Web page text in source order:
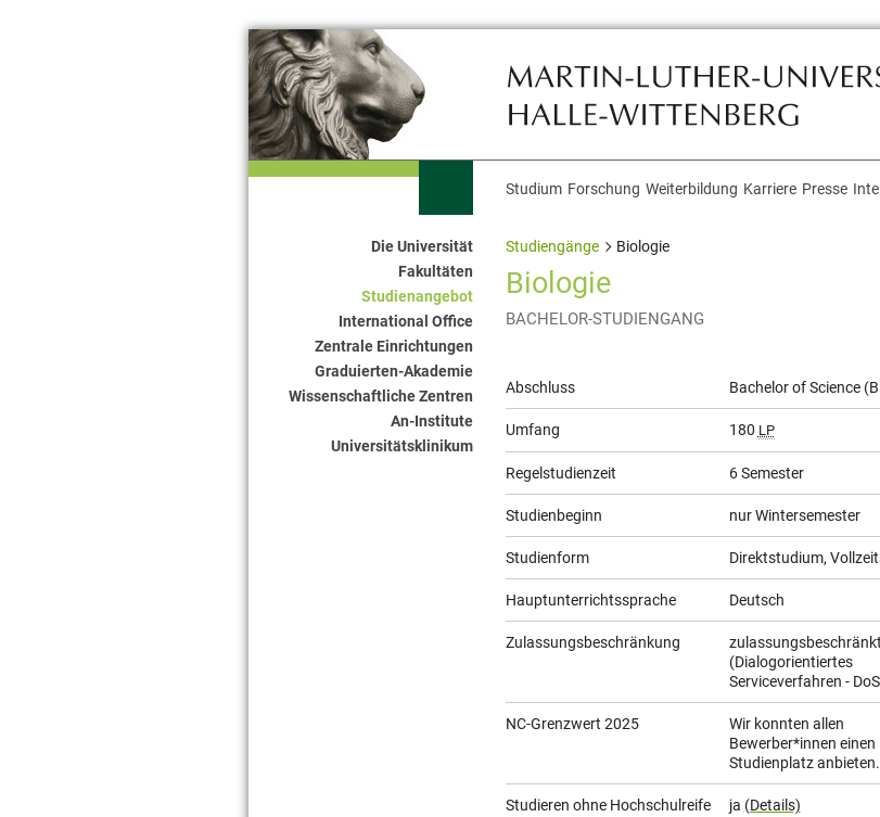
Themennavigation
Studium Forschung Weiterbildung Karriere Presse
Seitennavigation
Die Universität
Fakultäten
Studienangebot
International Office
Zentrale Einrichtungen
Graduierten-Akademie
Wissenschaftliche Zentren
An-Institute
Universitätsklinikum
Studiengänge Biologie
Biologie
BACHELOR-STUDIENGANG
Allgemeine
Informationen
Abschluss Bachelor of Science
Umfang 180 LP
Regelstudienzeit 6 Semester
Studienbeginn nur Wintersemester
Studienform Direktstudium,
Hauptunterrichtssprache Deutsch
Zulassungsbeschränkung
zulassungsbeschränkt
(Dialogorientiertes
Serviceverfahren -
NC-Grenzwert 2025
Wir konnten allen
Bewerber*innen einen
Studienplatz anbieten.
Studieren ohne Hochschulreife ja (Details)